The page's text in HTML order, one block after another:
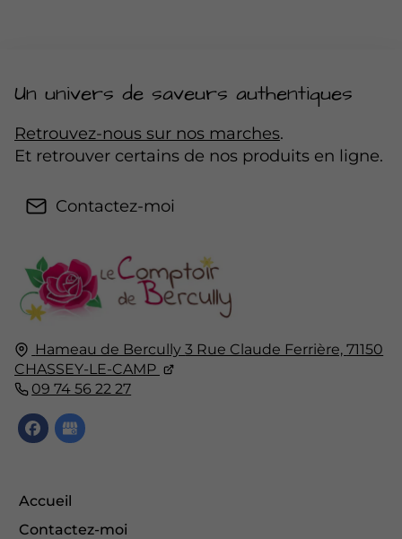
Un univers de saveurs authentiques
Retrouvez-nous sur nos marches.
Et retrouver certains de nos produits en ligne.
Contactez-moi
Hameau de Bercully3 Rue Claude Ferrière,71150
CHASSEY-LE-CAMP
09 74 56 22 27
Accueil
Contactez-moi